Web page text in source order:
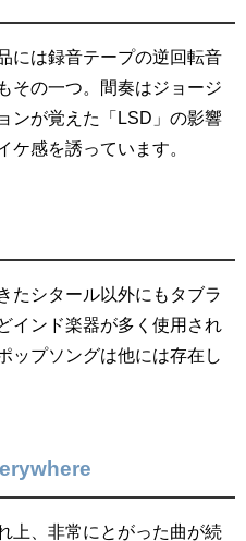
には録音テープの逆回転音
その一つ。間奏はジョージ
ンが覚えた「LSD」の影響
ケ感を誘っています。
たシタール以外にもタブラ
インド楽器が多く使用され
ップソングは他には存在し
上、非常にとがった曲が続